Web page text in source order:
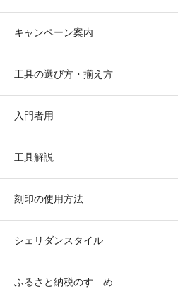
キャンペーン案内
工具の選び方・揃え方
入門者用
工具解説
刻印の使用方法
シェリダンスタイル
ふるさと納税のすゝめ